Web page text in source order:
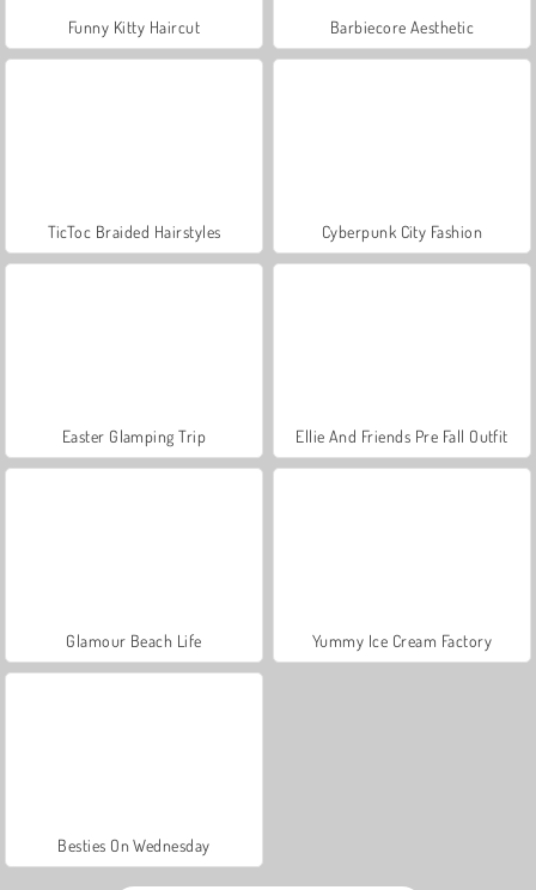
Funny Kitty Haircut Barbiecore Aesthetic
TicToc Braided Hairstyles Cyberpunk City Fashion
Easter Glamping Trip Ellie And Friends Pre Fall Outfit
Glamour Beach Life Yummy Ice Cream Factory
Besties On Wednesday